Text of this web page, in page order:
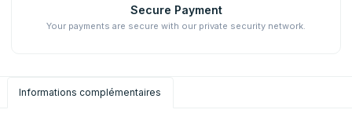
Secure Payment
Your payments are secure with our private security network.
Informations complémentaires